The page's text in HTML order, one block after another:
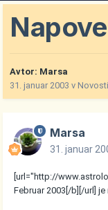
Avtor: Marsa
31. januar 2003 v
Marsa
31. januar
[url="http://
Februar 2003[/b][/url] je